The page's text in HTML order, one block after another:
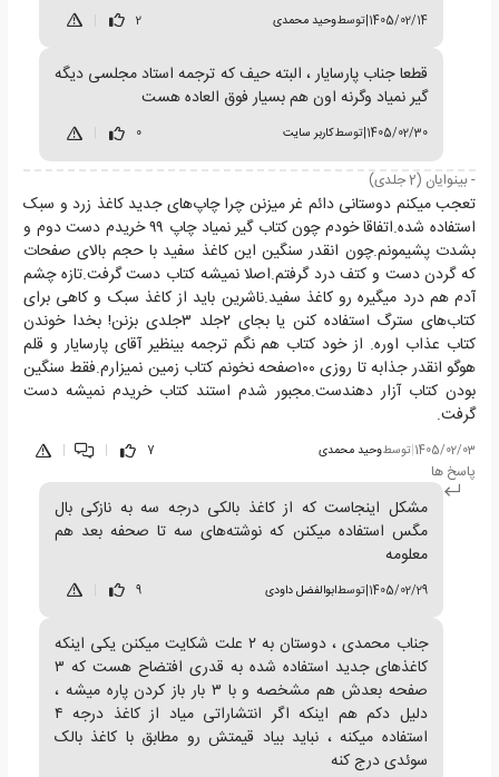
1405/02/14
|توسطوحید محمدی 2
قطعا جناب پارسایار ، البته حیف که ترجمه استاد مجلسی دیگه
گیر نمیاد وگرنه اون هم بسیار فوق العاده هست
1405/02/30
|توسطکاربر سایت 0
- بینوایان (2 جلدی)
تعجب میکنم دوستانی دائم غر میزنن چرا چاپ‌های جدید کاغذ زرد و سبک
استفاده شده‌.اتفاقا خودم چون کتاب گیر نمیاد چاپ ۹۹ خریدم دست دوم و
بشدت پشیمونم.چون انقدر سنگین این کاغذ سفید با حجم بالای صفحات
که گردن دست و کتف درد گرفتم.اصلا نمیشه کتاب دست گرفت.تازه چشم
آدم هم درد میگیره رو کاغذ سفید‌.ناشرین باید از کاغذ سبک و کاهی برای
کتاب‌های سترگ استفاده کنن یا بجای ۲جلد ۳جلدی بزنن! بخدا خوندن
کتاب عذاب اوره. از خود کتاب هم نگم ترجمه بینظیر آقای پارسایار و قلم
هوگو انقدر جذابه تا روزی ۱۰۰صفحه نخونم کتاب زمین نمیزارم.فقط سنگین
بودن کتاب آزار دهندست.مجبور شدم استند کتاب خریدم نمیشه دست
گرفت.
1405/02/03 توسطوحید محمدی 7
پاسخ ها
مشکل اینجاست که از کاغذ بالکی درجه سه به نازکی بال
مگس استفاده میکنن که نوشته‌های سه تا صحفه بعد هم
معلومه
1405/02/29
|توسطابوالفضل داودی 9
جناب محمدی ، دوستان به ۲ علت شکایت میکنن یکی اینکه
کاغذهای جدید استفاده شده به قدری افتضاح هست که ۳
صفحه بعدش هم مشخصه و با ۳ بار باز کردن پاره میشه ،
دلیل دکم هم اینکه اگر انتشاراتی میاد از کاغذ درجه ۴
استفاده میکنه ، نباید بیاد قیمتش رو مطابق با کاغذ بالک
سوئدی درج کنه